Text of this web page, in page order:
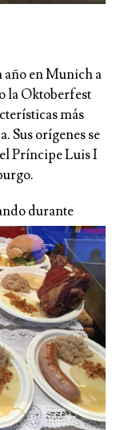
año en Munich a
la Oktoberfest
más
Sus orígenes se
Príncipe Luis I
durante